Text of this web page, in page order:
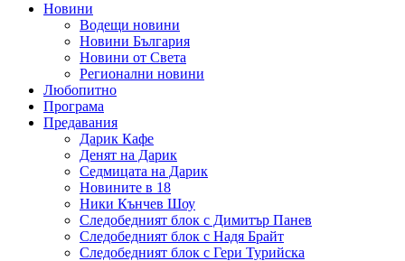
Новини
Водещи новини
Новини България
Новини от Света
Регионални новини
Любопитно
Програма
Предавания
Дарик Кафе
Денят на Дарик
Седмицата на Дарик
Новините в 18
Ники Кънчев Шоу
Следобедният блок с Димитър Панев
Следобедният блок с Надя Брайт
Следобедният блок с Гери Турийска